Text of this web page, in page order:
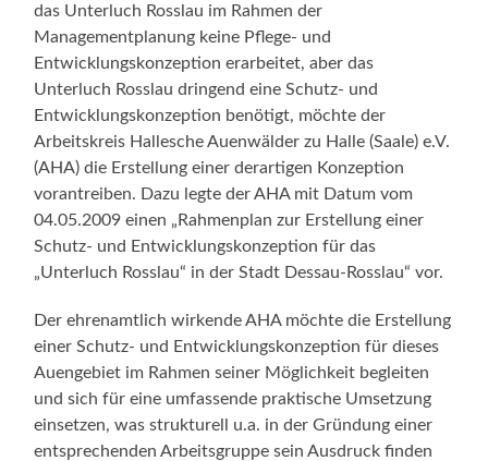
das Unterluch Rosslau im Rahmen der
Managementplanung keine Pflege- und
Entwicklungskonzeption erarbeitet, aber das
Unterluch Rosslau dringend eine Schutz- und
Entwicklungskonzeption benötigt, möchte der
Arbeitskreis Hallesche Auenwälder zu Halle (Saale) e.V.
(AHA) die Erstellung einer derartigen Konzeption
vorantreiben. Dazu legte der AHA mit Datum vom
04.05.2009 einen „Rahmenplan zur Erstellung einer
Schutz- und Entwicklungskonzeption für das
„Unterluch Rosslau“ in der Stadt Dessau-Rosslau“ vor.
Der ehrenamtlich wirkende AHA möchte die Erstellung
einer Schutz- und Entwicklungskonzeption für dieses
Auengebiet im Rahmen seiner Möglichkeit begleiten
und sich für eine umfassende praktische Umsetzung
einsetzen, was strukturell u.a. in der Gründung einer
entsprechenden Arbeitsgruppe sein Ausdruck finden